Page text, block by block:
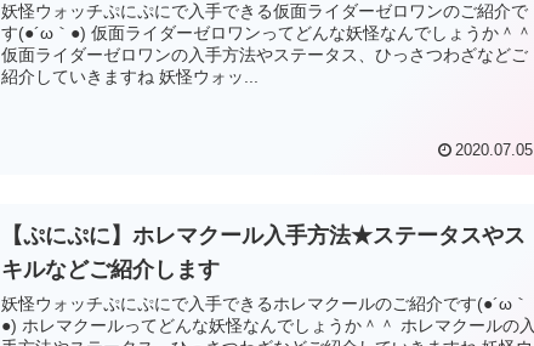
妖怪ウォッチぷにぷにで入手できる仮面ライダーゼロワンのご紹介で
す(●´ω｀●) 仮面ライダーゼロワンってどんな妖怪なんでしょうか＾＾
仮面ライダーゼロワンの入手方法やステータス、ひっさつわざなどご
紹介していきますね 妖怪ウォッ...
2020.07.05
【ぷにぷに】ホレマクール入手方法★ステータスやス
キルなどご紹介します
妖怪ウォッチぷにぷにで入手できるホレマクールのご紹介です(●´ω｀
●) ホレマクールってどんな妖怪なんでしょうか＾＾ ホレマクールの入